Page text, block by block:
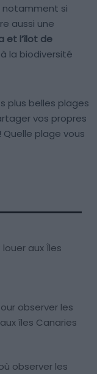
notamment si
aussi une
et l’îlot de
la biodiversité
plus belles plages
vos propres
plage vous
aux Îles
observer les
îles Canaries
observer les